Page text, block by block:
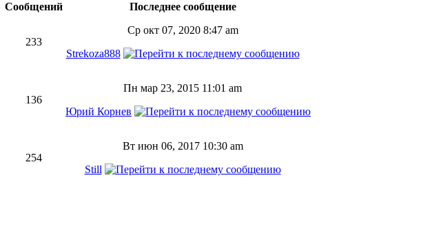
Сообщений Последнее сообщение
233
Ср окт 07, 2020 8:47 am
Strekoza888
136
Пн мар 23, 2015 11:01 am
Юрий Корнев
254
Вт июн 06, 2017 10:30 am
Still